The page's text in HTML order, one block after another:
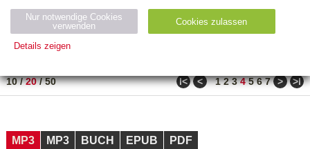
Neuerscheinung
Bestseller
PREIS
10/20/50 ǀ< < 1 2 3 4 5 6 7 > >ǀ
MP3 MP3 BUCH EPUB PDF
Nur notwendige Cookies
verwenden
Cookies zulassen
Details zeigen
Name Zweck
Ty
ESSION
_ID
verlag.
de
Session verwendet